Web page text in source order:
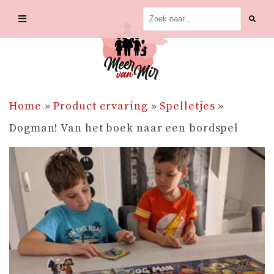
Home »Product ervaring » Spelletjes »
Dogman! Van het boek naar een bordspel